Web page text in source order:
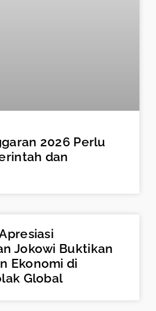
2026 Perlu
dan
Jokowi Buktikan
Ekonomi di
Global